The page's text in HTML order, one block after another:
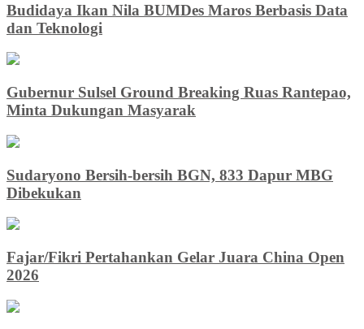
Budidaya Ikan Nila BUMDes Maros Berbasis Data
dan Teknologi
Gubernur Sulsel Ground Breaking Ruas Rantepao,
Minta Dukungan Masyarak
Sudaryono Bersih-bersih BGN, 833 Dapur MBG
Dibekukan
Fajar/Fikri Pertahankan Gelar Juara China Open
2026